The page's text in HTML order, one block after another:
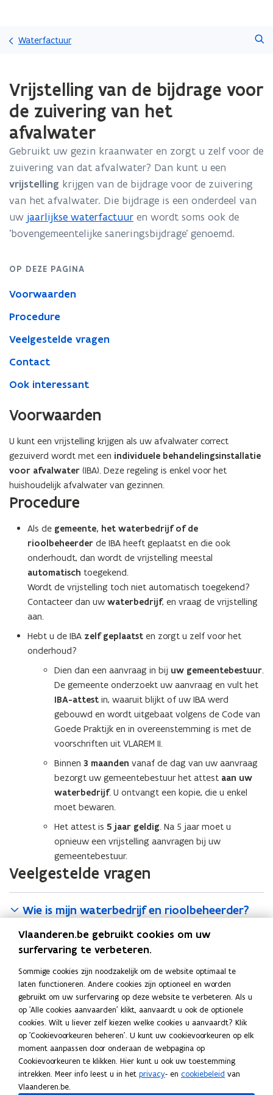
gaan
Waterfactuur
met
laden.
bevindt
zich
op:
Vrijstelling
van
de
bijdrage
voor
zuivering
het
Vrijstelling van de bijdrage voor
de zuivering van het
afvalwater
Gebruikt uw gezin kraanwater en zorgt u zelf voor de
zuivering van dat afvalwater? Dan kunt u een
vrijstelling krijgen van de bijdrage voor de zuivering
van het afvalwater. Die bijdrage is een onderdeel van
uw jaarlijkse waterfactuur en wordt soms ook de
'bovengemeentelijke saneringsbijdrage' genoemd.
OP DEZE PAGINA
Voorwaarden
Procedure
Veelgestelde vragen
Contact
Ook interessant
Voorwaarden
U kunt een vrijstelling krijgen als uw afvalwater correct
gezuiverd wordt met een individuele behandelingsinstallatie
voor afvalwater (IBA). Deze regeling is enkel voor het
huishoudelijk afvalwater van gezinnen.
Procedure
Als de gemeente, het waterbedrijf of de
rioolbeheerder de IBA heeft geplaatst en die ook
onderhoudt, dan wordt de vrijstelling meestal
automatisch toegekend.
Wordt de vrijstelling toch niet automatisch toegekend?
Contacteer dan uw waterbedrijf, en vraag de vrijstelling
aan.
Hebt u de IBA zelf geplaatst en zorgt u zelf voor het
onderhoud?
Dien dan een aanvraag in bij uw gemeentebestuur.
De gemeente onderzoekt uw aanvraag en vult het
IBA-attest in, waaruit blijkt of uw IBA werd
gebouwd en wordt uitgebaat volgens de Code van
Goede Praktijk en in overeenstemming is met de
voorschriften uit VLAREM II.
Binnen 3 maanden vanaf de dag van uw aanvraag
bezorgt uw gemeentebestuur het attest aan uw
waterbedrijf. U ontvangt een kopie, die u enkel
moet bewaren.
Het attest is 5 jaar geldig. Na 5 jaar moet u
opnieuw een vrijstelling aanvragen bij uw
gemeentebestuur.
Veelgestelde vragen
Wie is mijn waterbedrijf en rioolbeheerder?
Deel deze pagina
L
i
n
k
e
d
i
n
o
K
o
p
e
e
r
l
i
Contact
Voor meer informatie kunt u terecht bijuw waterbedrijf
(
o
.
Vlaanderen.be gebruikt cookies om uw
surfervaring te verbeteren.
Sommige cookies zijn noodzakelijk om de website optimaal te
laten functioneren. Andere cookies zijn optioneel en worden
gebruikt om uw surfervaring op deze website te verbeteren. Als u
op 'Alle cookies aanvaarden' klikt, aanvaardt u ook de optionele
cookies. Wilt u liever zelf kiezen welke cookies u aanvaardt? Klik
op 'Cookievoorkeuren beheren'. U kunt uw cookievoorkeuren op elk
moment aanpassen door onderaan de webpagina op
Cookievoorkeuren te klikken. Hier kunt u ook uw toestemming
intrekken. Meer info leest u in het privacy- en cookiebeleid van
Vlaanderen.be.